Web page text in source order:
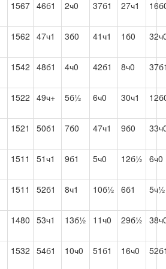
1567 46б1 2ч0 37б1 27ч1
1562 47ч1 3б0 41ч1 1б0
1542 48б1 4ч0 42б1 8ч0
1522 49ч+ 5б½ 6ч0 30ч1
1521 50б1 7б0 47ч1 9б0
1511 51ч1 9б1 5ч0 12б½ 6ч0
1511 52б1 8ч1 10б½ 6б1 5ч½
1480 53ч1 13б½ 11ч0 29б½
1532 54б1 10ч0 51б1 16ч0